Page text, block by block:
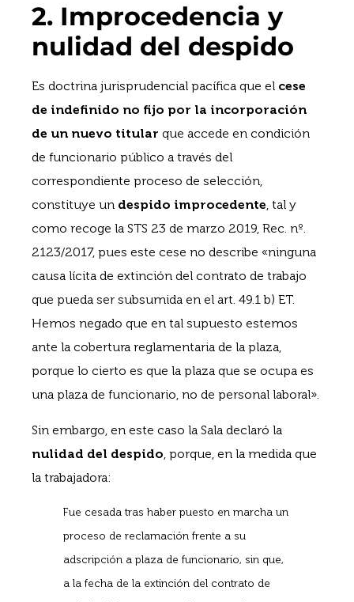
2. Improcedencia y
nulidad del despido
Es doctrina jurisprudencial pacífica que el cese
de indefinido no fijo por la incorporación
de un nuevo titular que accede en condición
de funcionario público a través del
correspondiente proceso de selección,
constituye un despido improcedente, tal y
como recoge la STS 23 de marzo 2019, Rec. nº.
2123/2017, pues este cese no describe «ninguna
causa lícita de extinción del contrato de trabajo
que pueda ser subsumida en el art. 49.1 b) ET.
Hemos negado que en tal supuesto estemos
ante la cobertura reglamentaria de la plaza,
porque lo cierto es que la plaza que se ocupa es
una plaza de funcionario, no de personal laboral».
Sin embargo, en este caso la Sala declaró la
nulidad del despido , porque, en la medida que
la trabajadora:
Fue cesada tras haber puesto en marcha un
proceso de reclamación frente a su
adscripción a plaza de funcionario, sin que,
a la fecha de la extinción del contrato de